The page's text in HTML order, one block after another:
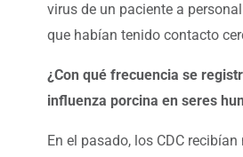
virus de un paciente a
que habían tenido contacto
¿Con qué frecuencia se
influenza porcina en seres
En el pasado, los CDC